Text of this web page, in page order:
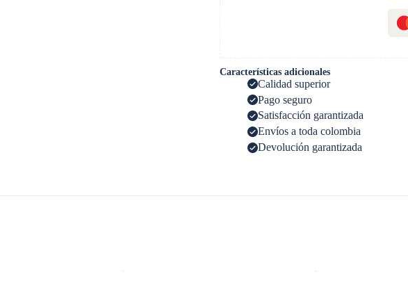
Características adicionales
Calidad superior
Pago seguro
Satisfacción garantizada
Envíos a toda colombia
Devolución garantizada